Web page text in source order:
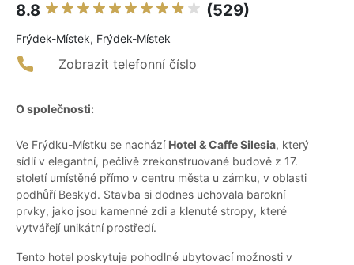
8.8 (529)
Frýdek-Místek, Frýdek-Místek
Zobrazit telefonní číslo
O společnosti:
Ve Frýdku-Místku se nachází Hotel & Caffe Silesia, který
sídlí v elegantní, pečlivě zrekonstruované budově z 17.
století umístěné přímo v centru města u zámku, v oblasti
podhůří Beskyd. Stavba si dodnes uchovala barokní
prvky, jako jsou kamenné zdi a klenuté stropy, které
vytvářejí unikátní prostředí.
Tento hotel poskytuje pohodlné ubytovací možnosti v